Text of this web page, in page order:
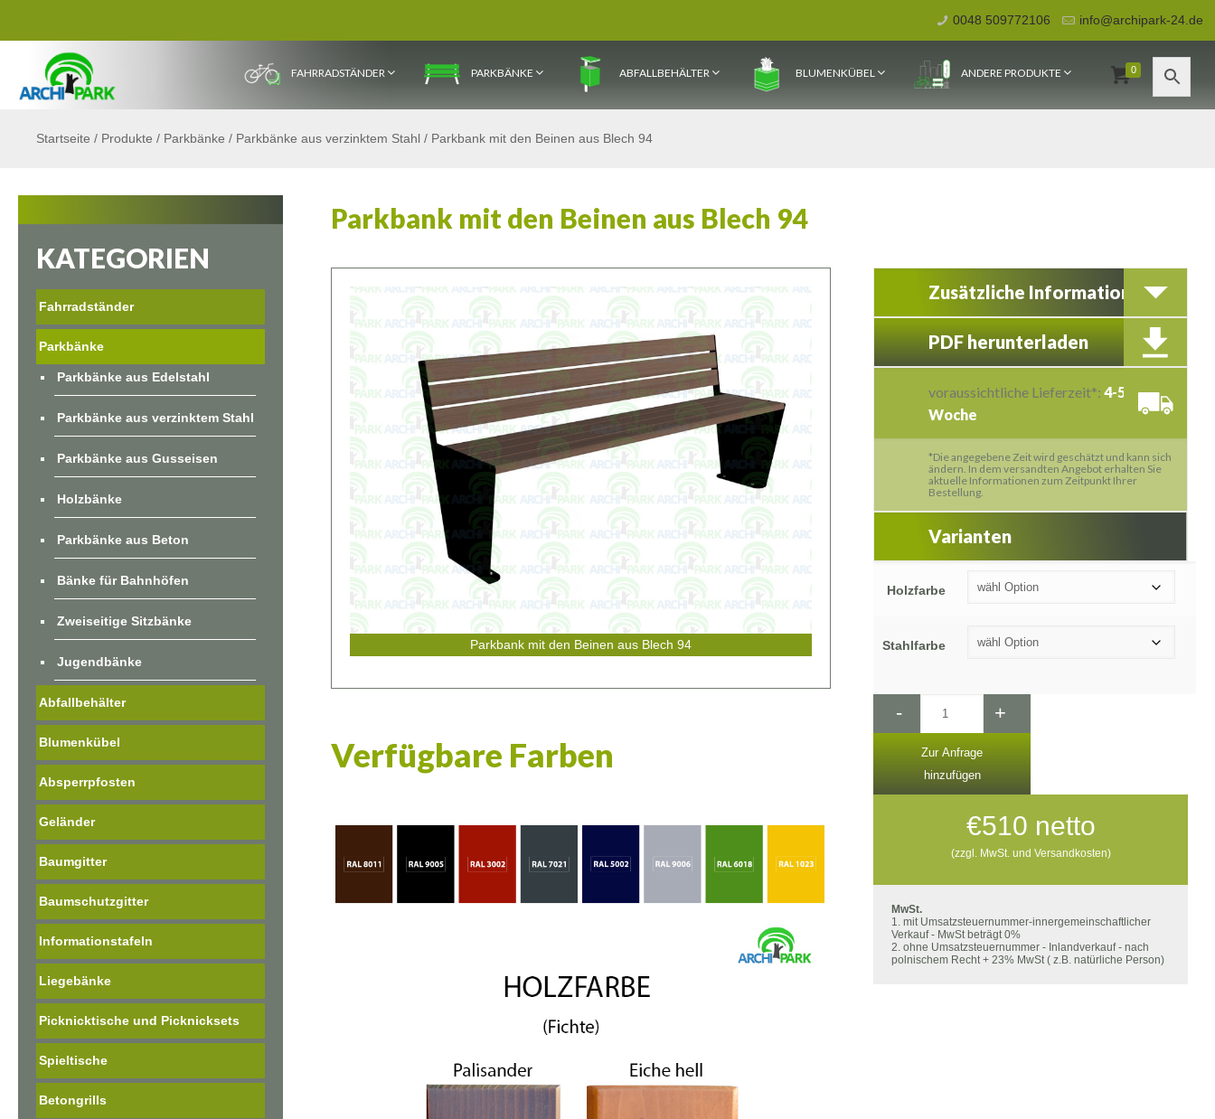
0048 509772106 info@archipark-24.de
FAHRRADSTÄNDER PARKBÄNKE ABFALLBEHÄLTER BLUMENKÜBEL ANDERE PRODUKTE 0
Startseite / Produkte / Parkbänke / Parkbänke aus verzinktem Stahl / Parkbank mit den Beinen aus Blech 94
Parkbank mit den Beinen aus Blech 94
Parkbank mit den Beinen aus Blech 94
Verfügbare Farben
Zusätzliche Information
PDF herunterladen
voraussichtliche Lieferzeit*: 4-5
Woche
*Die angegebene Zeit wird geschätzt und kann sich
ändern. In dem versandten Angebot erhalten Sie
aktuelle Informationen zum Zeitpunkt Ihrer
Bestellung.
Varianten
Holzfarbe
Stahlfarbe
- +
Zur Anfrage
hinzufügen
€510 netto
(zzgl. MwSt. und Versandkosten)
MwSt.
1. mit Umsatzsteuernummer-innergemeinschaftlicher
Verkauf - MwSt beträgt 0%
2. ohne Umsatzsteuernummer - Inlandverkauf - nach
polnischem Recht + 23% MwSt ( z.B. natürliche Person)
KATEGORIEN
Fahrradständer
Parkbänke
Parkbänke aus Edelstahl
Parkbänke aus verzinktem Stahl
Parkbänke aus Gusseisen
Holzbänke
Parkbänke aus Beton
Bänke für Bahnhöfen
Zweiseitige Sitzbänke
Jugendbänke
Abfallbehälter
Blumenkübel
Absperrpfosten
Geländer
Baumgitter
Baumschutzgitter
Informationstafeln
Liegebänke
Picknicktische und Picknicksets
Spieltische
Betongrills